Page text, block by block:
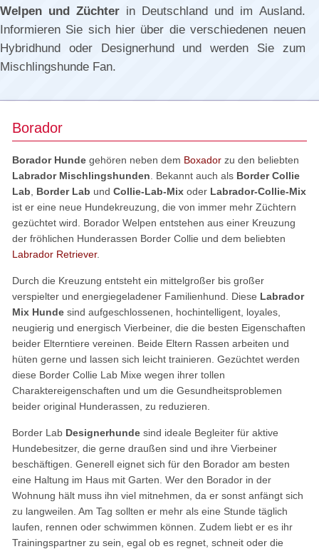
Welpen und Züchter in Deutschland und im Ausland.
Informieren Sie sich hier über die verschiedenen neuen
Hybridhund oder Designerhund und werden Sie zum
Mischlingshunde Fan.
Borador
Borador Hundegehören neben dem Boxadorzu den beliebten
Labrador Mischlingshunden . Bekannt auch als Border Collie
Lab
Border Lab und Collie-Lab-Mixoder Labrador-Collie-Mix
ist er eine neue Hundekreuzung, die von immer mehr Züchtern
gezüchtet wird. Borador Welpen entstehen aus einer Kreuzung
der fröhlichen Hunderassen Border Collie und dem beliebten
Labrador Retriever.
Durch die Kreuzung entsteht ein mittelgroßer bis großer
verspielter und energiegeladener Familienhund. Diese Labrador
Mix Hundesind aufgeschlossenen, hochintelligent, loyales,
neugierig und energisch Vierbeiner, die die besten Eigenschaften
beider Elterntiere vereinen. Beide Eltern Rassen arbeiten und
hüten gerne und lassen sich leicht trainieren. Gezüchtet werden
diese Border Collie Lab Mixe wegen ihrer tollen
Charaktereigenschaften und um die Gesundheitsproblemen
beider original Hunderassen, zu reduzieren.
Border Lab Designerhundesind ideale Begleiter für aktive
Hundebesitzer, die gerne draußen sind und ihre Vierbeiner
beschäftigen. Generell eignet sich für den Borador am besten
eine Haltung im Haus mit Garten. Wer den Borador in der
Wohnung hält muss ihn viel mitnehmen, da er sonst anfängt sich
zu langweilen. Am Tag sollten er mehr als eine Stunde täglich
laufen, rennen oder schwimmen können. Zudem liebt er es ihr
Trainingspartner zu sein, egal ob es regnet, schneit oder die